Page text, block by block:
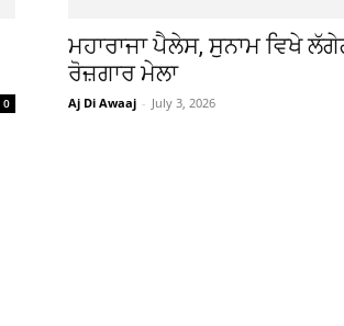
0
ਮਹਾਰਾਜਾ ਪੈਲੇਸ, ਸੁਨਾਮ ਵਿਖੇ
ਰੋਜ਼ਗਾਰ ਮੇਲਾ
Aj Di Awaaj - July 3, 2026